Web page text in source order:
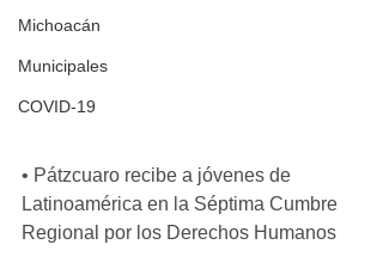
Michoacán
Municipales
COVID-19
• Pátzcuaro recibe a jóvenes de
Latinoamérica en la Séptima Cumbre
Regional por los Derechos Humanos